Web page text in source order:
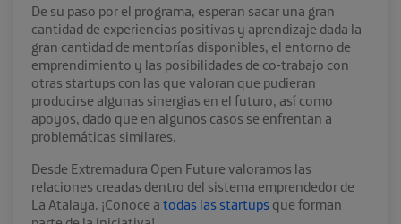
De su paso por el programa, esperan sacar una gran
cantidad de experiencias positivas y aprendizaje dada la
gran cantidad de mentorías disponibles, el entorno de
emprendimiento y las posibilidades de co-trabajo con
otras startups con las que valoran que pudieran
producirse algunas sinergias en el futuro, así como
apoyos, dado que en algunos casos se enfrentan a
problemáticas similares.
Desde Extremadura Open Future valoramos las
relaciones creadas dentro del sistema emprendedor de
La Atalaya. ¡Conoce a todas las startups que forman